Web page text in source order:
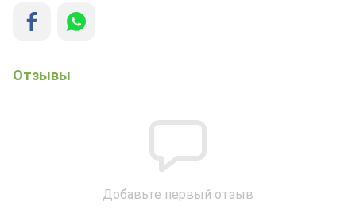
Отзывы
Добавьте первый отзыв